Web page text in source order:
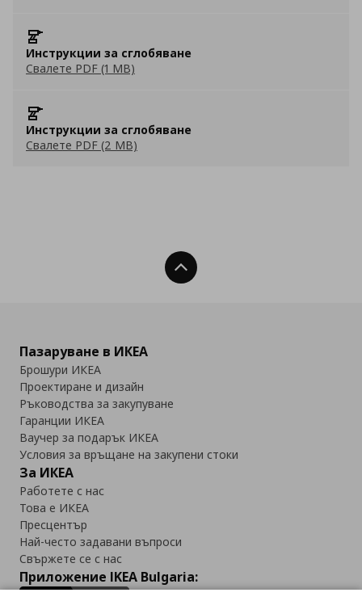
Инструкции за сглобяване
Свалете PDF (1 MB)
Инструкции за сглобяване
Свалете PDF (2 MB)
Нагоре
Пазаруване в ИКЕА
Брошури ИКЕА
Проектиране и дизайн
Ръководства за закупуване
Гаранции ИКЕА
Ваучер за подарък ИКЕА
Условия за връщане на закупени стоки
За ИКЕА
Работете с нас
Това е ИКЕА
Пресцентър
Най-често задавани въпроси
Свържете се с нас
Приложение IKEA Bulgaria: